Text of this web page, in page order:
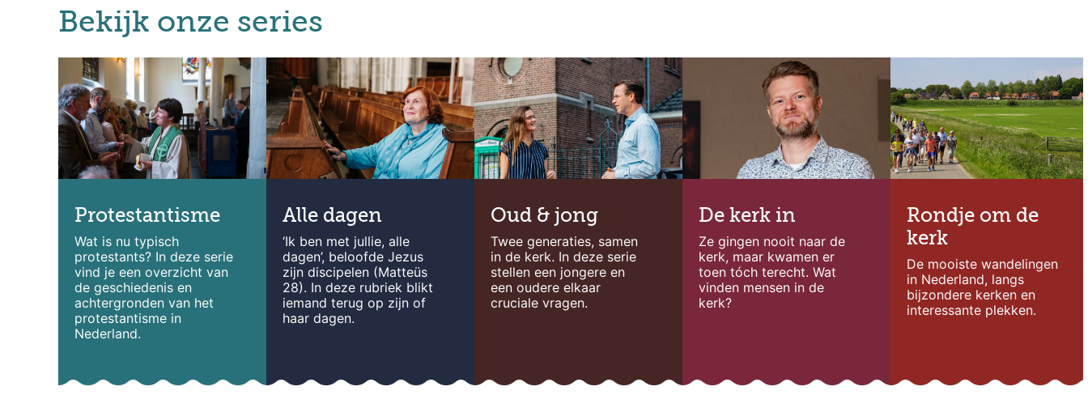
Bekijk onze series
Protestantisme
Wat is nu typisch
protestants? In deze serie
vind je een overzicht van
de geschiedenis en
achtergronden van het
protestantisme in
Nederland.
Alle dagen
‘Ik ben met jullie, alle
dagen’, beloofde Jezus
zijn discipelen (Matteüs
28). In deze rubriek blikt
iemand terug op zijn of
haar dagen.
Oud & jong
Twee generaties, samen
in de kerk. In deze serie
stellen een jongere en
een oudere elkaar
cruciale vragen.
De kerk in
Ze gingen nooit naar de
kerk, maar kwamen er
toen tóch terecht. Wat
vinden mensen in de
kerk?
Rondje om de
kerk
De mooiste wandelingen
in Nederland, langs
bijzondere kerken en
interessante plekken.